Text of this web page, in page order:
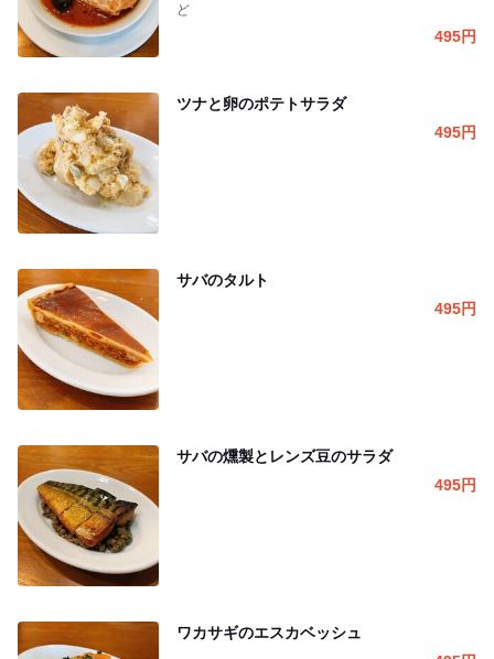
ど
495円
ツナと卵のポテトサラダ
495円
サバのタルト
495円
サバの燻製とレンズ豆のサラダ
495円
ワカサギのエスカベッシュ